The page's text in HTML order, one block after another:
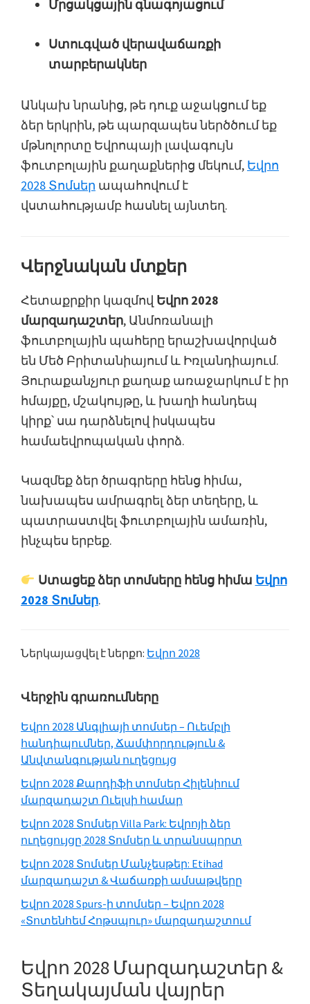
Մրցակցային գնագոյացում
Ստուգված վերավաճառքի
տարբերակներ
Անկախ նրանից, թե դուք աջակցում եք
ձեր երկրին, թե պարզապես ներծծում եք
մթնոլորտը Եվրոպայի լավագույն
ֆուտբոլային քաղաքներից մեկում, Եվրո
2028 Տոմսեր ապահովում է
վստահությամբ հասնել այնտեղ.
Վերջնական մտքեր
Հետաքրքիր կազմով Եվրո 2028
մարզադաշտեր, Անմոռանալի
ֆուտբոլային պահերը երաշխավորված
են Մեծ Բրիտանիայում և Իռլանդիայում.
Յուրաքանչյուր քաղաք առաջարկում է իր
հմայքը, մշակույթը, և խաղի հանդեպ
կիրք՝ սա դարձնելով իսկապես
համաեվրոպական փորձ.
Կազմեք ձեր ծրագրերը հենց հիմա,
նախապես ամրագրել ձեր տեղերը, և
պատրաստվել ֆուտբոլային ամառին,
ինչպես երբեք.
Ստացեք ձեր տոմսերը հենց հիմա Եվրո
2028 Տոմսեր.
Ներկայացվել է ներքո: Եվրո 2028
Առաջնային
կողային
գոտի
Վերջին գրառումները
Եվրո 2028 Անգլիայի տոմսեր – Ուեմբլի
հանդիպումներ, Ճամփորդություն &
Անվտանգության ուղեցույց
Եվրո 2028 Քարդիֆի տոմսեր Հիլենիում
մարզադաշտ Ուելսի համար
Եվրո 2028 Տոմսեր Villa Park: Եվրոյի ձեր
ուղեցույցը 2028 Տոմսեր և տրանսպորտ
Եվրո 2028 Տոմսեր Մանչեսթեր: Etihad
մարզադաշտ & Վաճառքի ամսաթվերը
Եվրո 2028 Spurs-ի տոմսեր – Եվրո 2028
«Տոտենհեմ Հոթսպուր» մարզադաշտում
Եվրո 2028 Մարզադաշտեր &
Տեղակայման վայրեր